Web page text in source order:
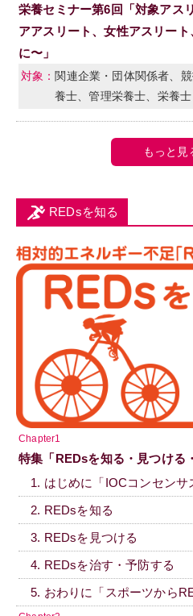
栄養セミナー第6回「対象アス
アアスリート、女性アスリー
に〜」
関連企業・団体関係者、
養士、管理栄養士、栄養士
もっと見
REDsを知る
Chapter1
特集「REDsを知る・見つける
1. はじめに「IOCコンセンサ
2. REDsを知る
3. REDsを見つける
4. REDsを治す・予防する
5. おわりに「スポーツから